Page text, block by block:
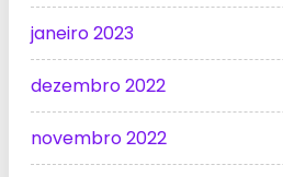
janeiro 2023
dezembro 2022
novembro 2022